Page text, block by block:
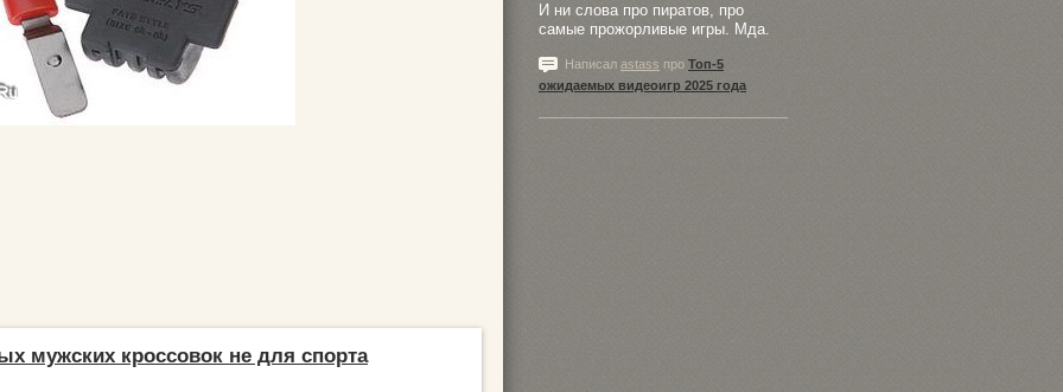
мужских кроссовок не для спорта
И ни слова про пиратов, про
самые прожорливые игры. Мда.
Написал astass про Топ-5
ожидаемых видеоигр 2025 года